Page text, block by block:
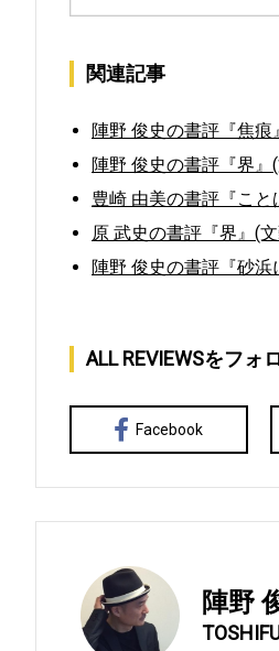
関連記事
陣野 俊史の書評『焦
陣野 俊史の書評『界
豊崎 由美の書評『こ
原 武史の書評『界』(
陣野 俊史の書評『砂
ALL REVIEWSをフォ
Facebook
陣野